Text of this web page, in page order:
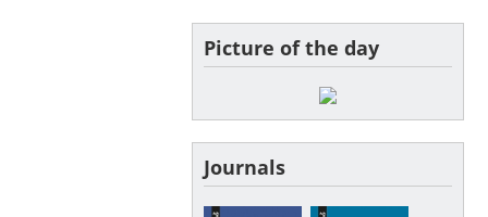
Picture of the day
Journals